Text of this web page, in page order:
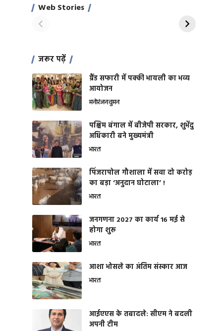
Web Stories
साहिल खान
जरूर पढ़ें
ग्रैंड सफारी में पक्की भायली का भव्य
आयोजन
मनोरंजनवुमन
पश्चिम बंगाल में बीजेपी सरकार, शुभेंदु
अधिकारी बने मुख्यमंत्री
भारत
​पिंजरापोल गौशाला में सवा दो करोड़
का बड़ा ‘अनुदान घोटाला’ !
भारत
जनगणना 2027 का कार्य 16 मई से
होगा शुरू
भारत
आशा भोसले का अंतिम संस्कार आज
भारत
आईएएस के तबादले: सीएम ने बदली
अपनी टीम